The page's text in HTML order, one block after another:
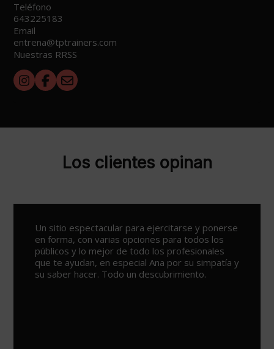
Teléfono
643225183
Email
entrena@tptrainers.com
Nuestras RRSS
Los clientes opinan
Un sitio espectacular para ejercitarse y ponerse
en forma, con varias opciones para todos los
públicos y lo mejor de todo los profesionales
que te ayudan, en especial Ana por su simpatía y
su saber hacer. Todo un descubrimiento.